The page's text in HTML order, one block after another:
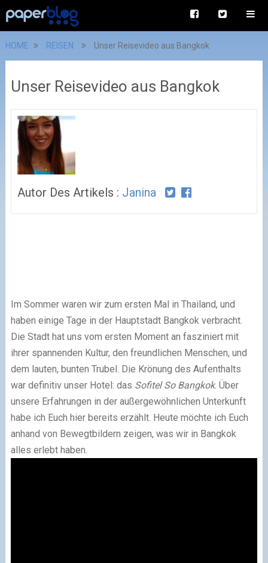
HOME REISEN Unser Reisevideo aus Bangkok
Unser Reisevideo aus Bangkok
Autor Des Artikels : Janina
Im Sommer waren wir zum ersten Mal in Thailand, und
haben einige Tage in der Hauptstadt Bangkok verbracht.
Die Stadt hat uns vom ersten Moment an fasziniert mit
ihrer spannenden Kultur, den freundlichen Menschen, und
dem lauten, bunten Trubel. Die Krönung des Aufenthalts
war definitiv unser Hotel: das Sofitel So Bangkok. Über
unsere Erfahrungen in der außergewöhnlichen Unterkunft
habe ich Euch hier bereits erzählt. Heute möchte ich Euch
anhand von Bewegtbildern zeigen, was wir in Bangkok
alles erlebt haben.